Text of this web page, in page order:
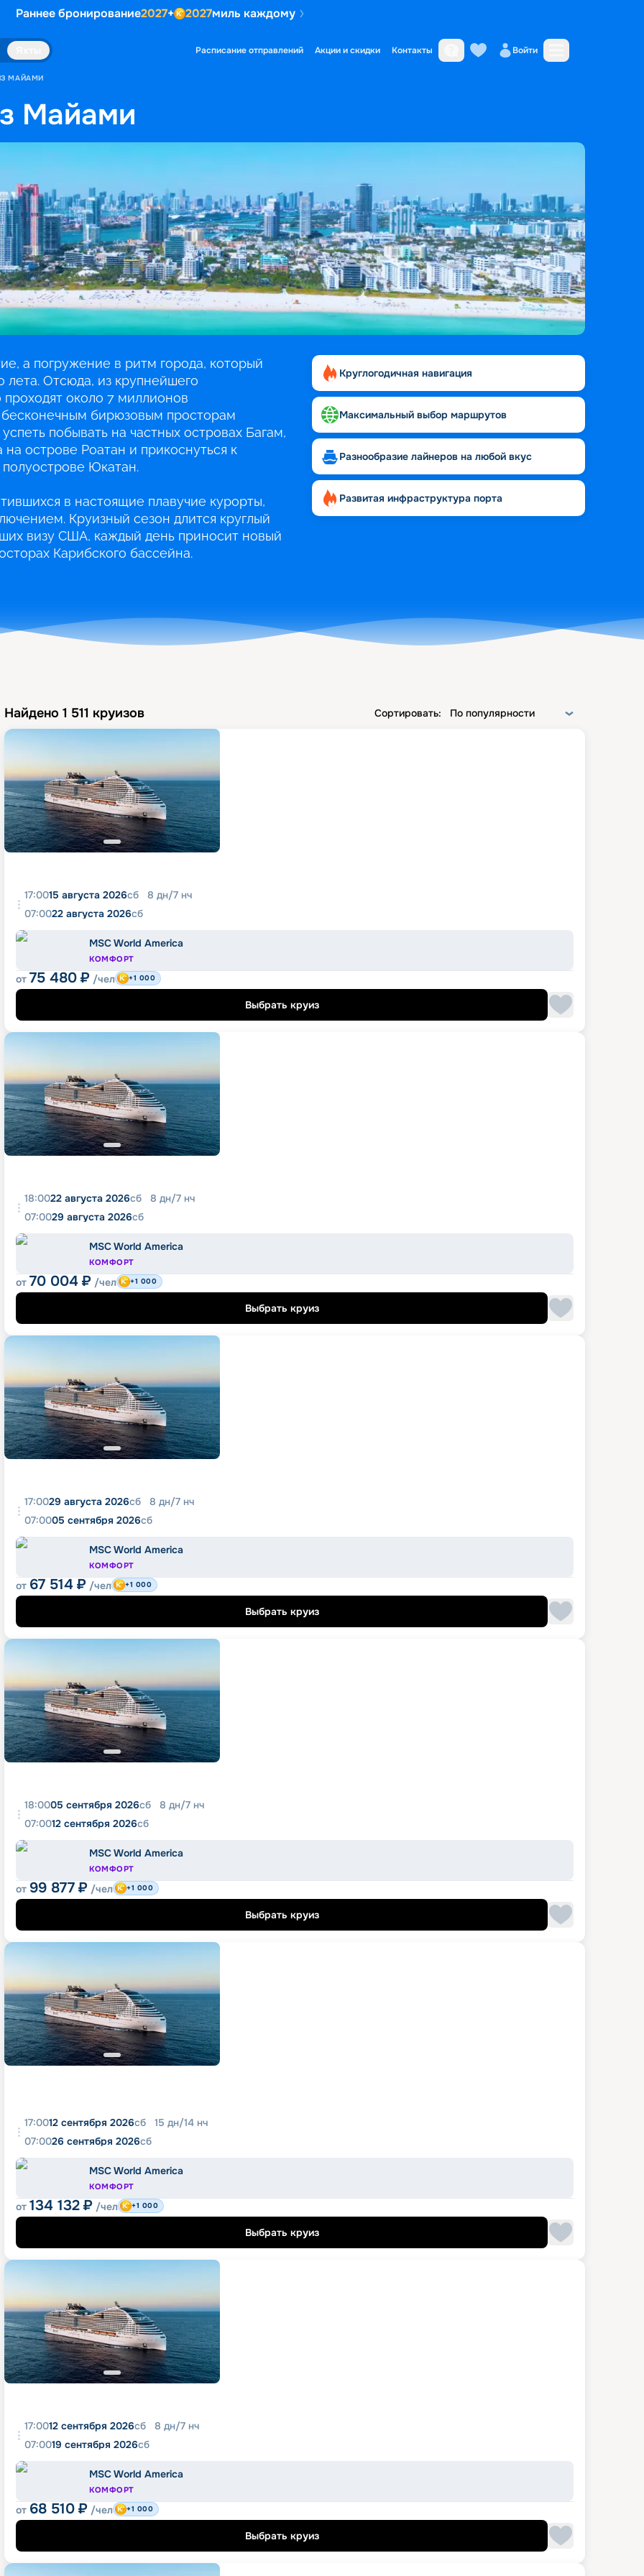
Раннее бронирование2027+ 2027миль каждому
Расписание отправлений Акции и скидки Контакты Войти
МАЙАМИ
Майами
а погружение в ритм города, который
лета. Отсюда, из крупнейшего
около 7 миллионов
бирюзовым просторам
побывать на частных островах Багам,
острове Роатан и прикоснуться к
Юкатан.
в настоящие плавучие курорты,
Круизный сезон длится круглый
визу США, каждый день приносит новый
Карибского бассейна.
Круглогодичная навигация
Максимальный выбор маршрутов
Разнообразие лайнеров на любой вкус
Развитая инфраструктура порта
Найдено 1 511 круизов Сортировать: По популярности
17:0015 августа 2026сб 8 дн/7 нч
07:0022 августа 2026сб
MSC World America
КОМФОРТ
от 75 480 ₽ /чел +1 000
Выбрать круиз
18:0022 августа 2026сб 8 дн/7 нч
07:0029 августа 2026сб
MSC World America
КОМФОРТ
от 70 004 ₽ /чел +1 000
Выбрать круиз
17:0029 августа 2026сб 8 дн/7 нч
07:0005 сентября 2026сб
MSC World America
КОМФОРТ
от 67 514 ₽ /чел +1 000
Выбрать круиз
18:0005 сентября 2026сб 8 дн/7 нч
07:0012 сентября 2026сб
MSC World America
КОМФОРТ
от 99 877 ₽ /чел +1 000
Выбрать круиз
17:0012 сентября 2026сб 15 дн/14 нч
07:0026 сентября 2026сб
MSC World America
КОМФОРТ
от 134 132 ₽ /чел +1 000
Выбрать круиз
17:0012 сентября 2026сб 8 дн/7 нч
07:0019 сентября 2026сб
MSC World America
КОМФОРТ
от 68 510 ₽ /чел +1 000
Выбрать круиз